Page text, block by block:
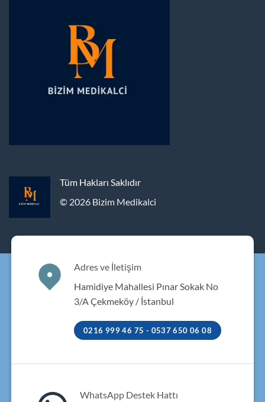
Tüm Hakları Saklıdır
© 2026 Bizim Medikalci
Adres ve İletişim
Hamidiye Mahallesi Pınar Sokak No
3/A Çekmeköy / İstanbul
0216 999 46 75 - 0537 650 06 08
WhatsApp Destek Hattı